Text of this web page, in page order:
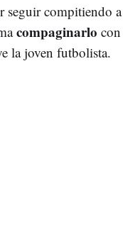
seguir compitiendo a
compaginarlo con
la joven futbolista.